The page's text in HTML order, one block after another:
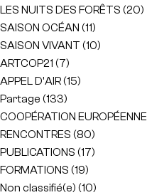
LES NUITS DES FORÊTS (20)
SAISON OCÉAN (11)
SAISON VIVANT (10)
ARTCOP21 (7)
APPEL D'AIR(15)
Partage (133)
COOPÉRATION EUROPÉENNE
RENCONTRES (80)
PUBLICATIONS (17)
FORMATIONS (19)
Non classifié(e) (10)